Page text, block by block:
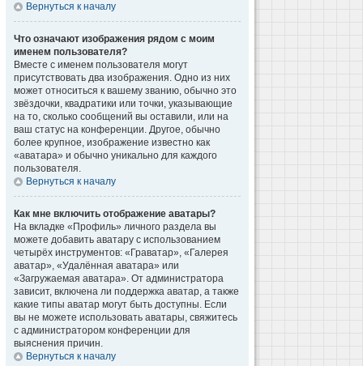
Вернуться к началу
Что означают изображения рядом с моим
именем пользователя?
Вместе с именем пользователя могут
присутствовать два изображения. Одно из них
может относиться к вашему званию, обычно это
звёздочки, квадратики или точки, указывающие
на то, сколько сообщений вы оставили, или на
ваш статус на конференции. Другое, обычно
более крупное, изображение известно как
«аватара» и обычно уникально для каждого
пользователя.
Вернуться к началу
Как мне включить отображение аватары?
На вкладке «Профиль» личного раздела вы
можете добавить аватару с использованием
четырёх инструментов: «Граватар», «Галерея
аватар», «Удалённая аватара» или
«Загружаемая аватара». От администратора
зависит, включена ли поддержка аватар, а также
какие типы аватар могут быть доступны. Если
вы не можете использовать аватары, свяжитесь
с администратором конференции для
выяснения причин.
Вернуться к началу